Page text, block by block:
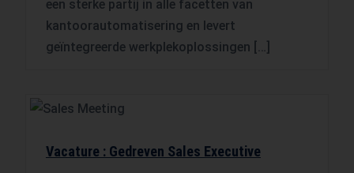
een sterke partij in alle facetten van
kantoorautomatisering en levert
geïntegreerde werkplekoplossingen […]
Vacature : Gedreven Sales Executive